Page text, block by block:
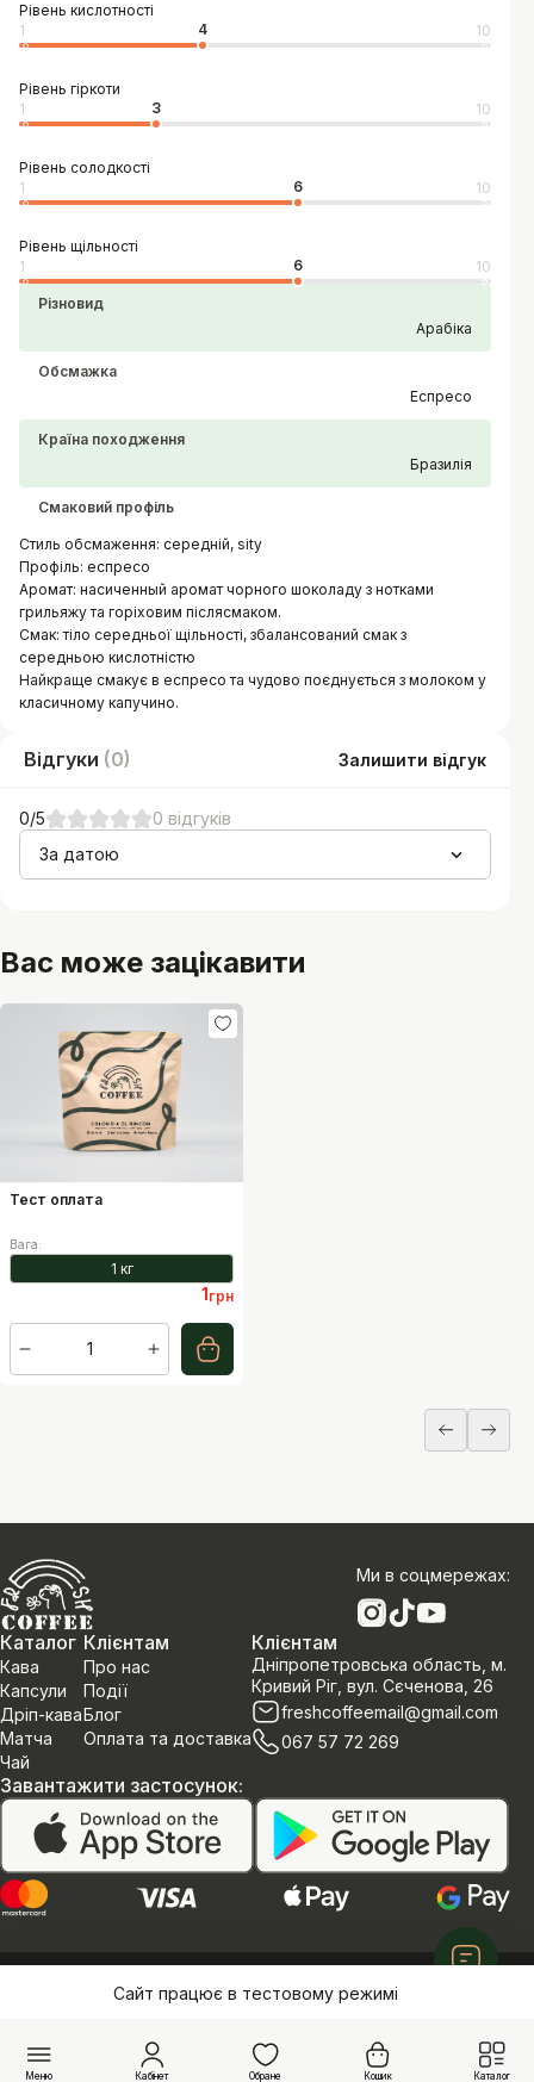
Меню Кабінет Обране Кошик Каталог
Рівень кислотності
1
4 10
Рівень гіркоти
1
3 10
Рівень солодкості
1
6 10
Рівень щільності
1
6 10
Різновид
Арабіка
Обсмажка
Еспресо
Країна походження
Бразилія
Смаковий профіль
Стиль обсмаження: середній, sity
Профіль: еспресо
Аромат: насиченный аромат чорного шоколаду з нотками
грильяжу та горіховим післясмаком.
Смак: тіло середньої щільності, збалансований смак з
середньою кислотністю
Найкраще смакує в еспресо та чудово поєднується з молоком у
класичному капучино.
Відгуки (0) Залишити відгук
0/5 0 відгуків
За датою
Вас може зацікавити
Тест оплата
Вага:
1 кг
1грн
1
Ми в соцмережах:
Каталог
Кава
Капсули
Дріп-кава
Матча
Чай
Клієнтам
Про нас
Події
Блог
Оплата та доставка
Клієнтам
Дніпропетровська область, м.
Кривий Ріг, вул. Сєченова, 26
freshcoffeemail@gmail.com
067 57 72 269
Завантажити застосунок:
©Інтернет магазин «Fresh Coffee»
Сайт працює в тестовому режимі